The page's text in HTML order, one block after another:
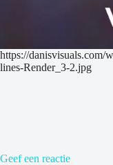
https://danisvisuals.com/
lines-Render_3-2.jpg
Geef een reactie